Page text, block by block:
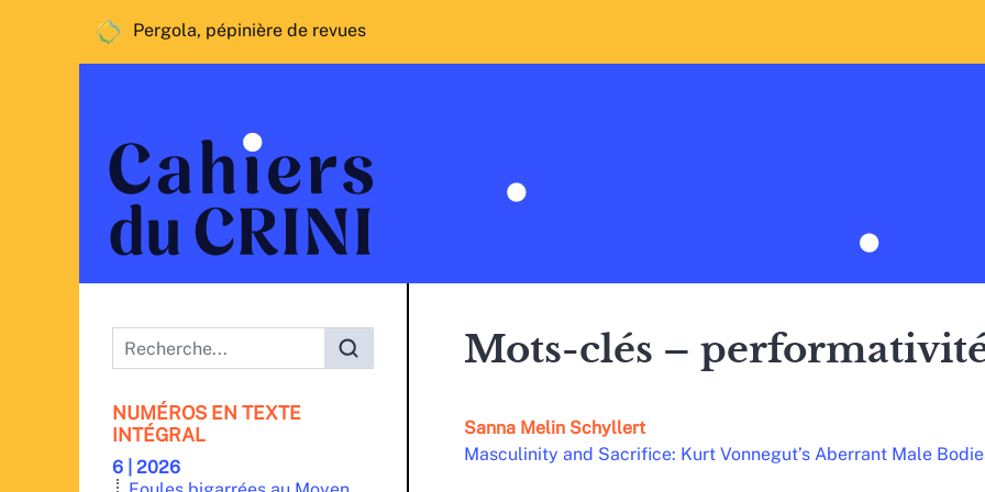
Pergola, pépinière de revues
Menu principal
NUMÉROS EN TEXTE
INTÉGRAL
6 | 2026
Mots-clés –
Sanna Melin Schyllert
Masculinity and Sacrifice: Kurt Vonnegut’s Aberrant Male